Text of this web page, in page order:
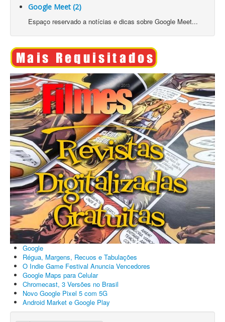
Google Meet (2)
Espaço reservado a notícias e dicas sobre Google Meet...
Google
Régua, Margens, Recuos e Tabulações
O Indie Game Festival Anuncia Vencedores
Google Maps para Celular
Chromecast, 3 Versões no Brasil
Novo Google Pixel 5 com 5G
Android Market e Google Play